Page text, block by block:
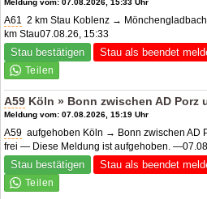
Meldung vom: 07.08.2026, 15:33 Uhr
A61 2 km Stau Koblenz →
km Stau07.08.26, 15:33
Stau bestätigen Stau als beendet
A59 Köln » Bonn zwischenAD Porz
Meldung vom: 07.08.2026, 15:19 Uhr
A59 aufgehoben Köln → Bonn zwischenAD
frei — Diese Meldung ist aufgehoben.
Stau bestätigen Stau als beendet